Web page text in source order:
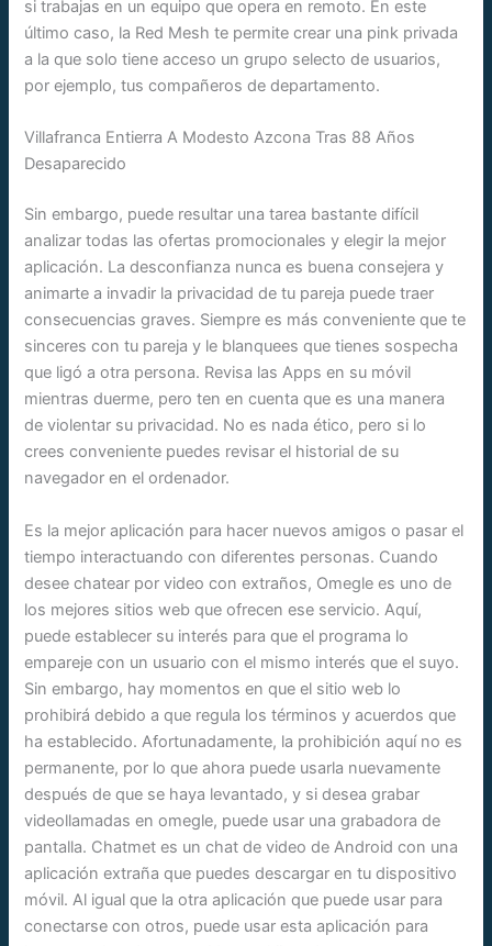
si trabajas en un equipo que opera en remoto. En este
último caso, la Red Mesh te permite crear una pink privada
a la que solo tiene acceso un grupo selecto de usuarios,
por ejemplo, tus compañeros de departamento.
Villafranca Entierra A Modesto Azcona Tras 88 Años
Desaparecido
Sin embargo, puede resultar una tarea bastante difícil
analizar todas las ofertas promocionales y elegir la mejor
aplicación. La desconfianza nunca es buena consejera y
animarte a invadir la privacidad de tu pareja puede traer
consecuencias graves. Siempre es más conveniente que te
sinceres con tu pareja y le blanquees que tienes sospecha
que ligó a otra persona. Revisa las Apps en su móvil
mientras duerme, pero ten en cuenta que es una manera
de violentar su privacidad. No es nada ético, pero si lo
crees conveniente puedes revisar el historial de su
navegador en el ordenador.
Es la mejor aplicación para hacer nuevos amigos o pasar el
tiempo interactuando con diferentes personas. Cuando
desee chatear por video con extraños, Omegle es uno de
los mejores sitios web que ofrecen ese servicio. Aquí,
puede establecer su interés para que el programa lo
empareje con un usuario con el mismo interés que el suyo.
Sin embargo, hay momentos en que el sitio web lo
prohibirá debido a que regula los términos y acuerdos que
ha establecido. Afortunadamente, la prohibición aquí no es
permanente, por lo que ahora puede usarla nuevamente
después de que se haya levantado, y si desea grabar
videollamadas en omegle, puede usar una grabadora de
pantalla. Chatmet es un chat de video de Android con una
aplicación extraña que puedes descargar en tu dispositivo
móvil. Al igual que la otra aplicación que puede usar para
conectarse con otros, puede usar esta aplicación para